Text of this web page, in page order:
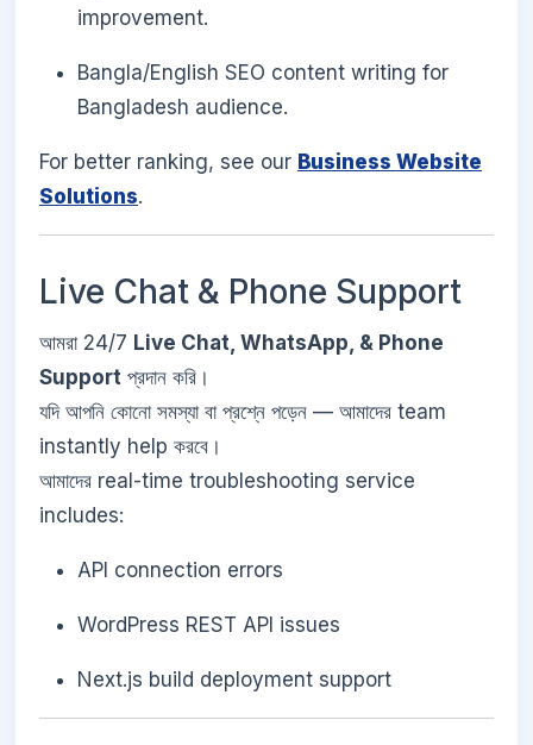
improvement.
Bangla/English SEO content writing for
Bangladesh audience.
For better ranking, see our Business Website
Solutions.
Live Chat & Phone Support
আমরা 24/7 Live Chat, WhatsApp, & Phone
Support প্রদান করি।
যদি আপনি কোনো সমস্যা বা প্রশ্নে পড়েন — আমাদের team
instantly help করবে।
আমাদের real-time troubleshooting service
includes:
API connection errors
WordPress REST API issues
Next.js build deployment support